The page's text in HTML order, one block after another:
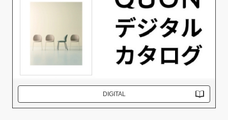
DIGITAL